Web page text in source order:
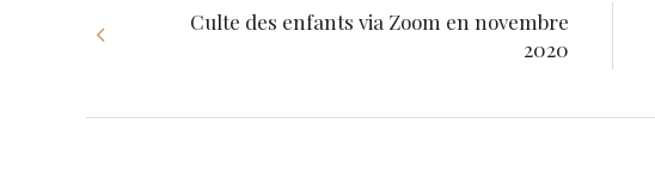
Culte des enfants via Zoom en novembre
2020